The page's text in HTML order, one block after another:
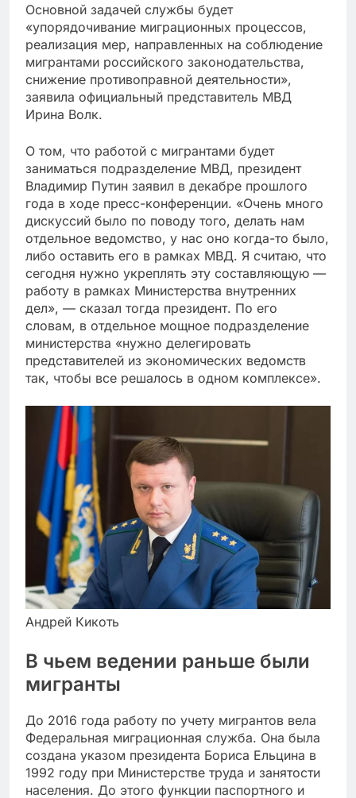
Основной задачей службы будет
«упорядочивание миграционных процессов,
реализация мер, направленных на соблюдение
мигрантами российского законодательства,
снижение противоправной деятельности»,
заявила официальный представитель МВД
Ирина Волк.
О том, что работой с мигрантами будет
заниматься подразделение МВД, президент
Владимир Путин заявил в декабре прошлого
года в ходе пресс-конференции. «Очень много
дискуссий было по поводу того, делать нам
отдельное ведомство, у нас оно когда-то было,
либо оставить его в рамках МВД. Я считаю, что
сегодня нужно укреплять эту составляющую —
работу в рамках Министерства внутренних
дел», — сказал тогда президент. По его
словам, в отдельное мощное подразделение
министерства «нужно делегировать
представителей из экономических ведомств
так, чтобы все решалось в одном комплексе».
Андрей Кикоть
В чьем ведении раньше были
мигранты
До 2016 года работу по учету мигрантов вела
Федеральная миграционная служба. Она была
создана указом президента Бориса Ельцина в
1992 году при Министерстве труда и занятости
населения. До этого функции паспортного и